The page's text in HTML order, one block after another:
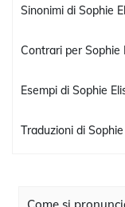
Sinonimi di Sophie
Contrari per Sophie
Esempi di Sophie
Traduzioni di Sophie